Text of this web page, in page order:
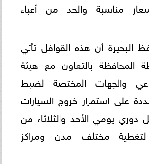
مناسبة والحد من أعباء
البحيرة أن هذه القوافل تأتي
المحافظة بالتعاون مع هيئة
والجهات المختصة لضبط
على استمرار خروج السيارات
دوري يومي الأحد والثلاثاء من
مختلف مدن ومراكز